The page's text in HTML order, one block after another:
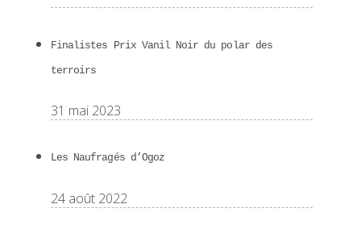
Finalistes Prix Vanil Noir du polar des
terroirs
31 mai 2023
Les Naufragés d’Ogoz
24 août 2022